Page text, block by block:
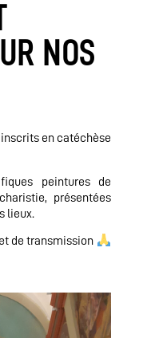
NOS
en catéchèse
peintures de
présentées
lieux.
de transmission